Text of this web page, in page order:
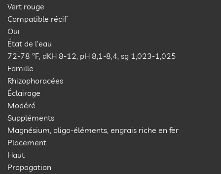
Vert rouge
Compatible récif
Oui
État de l’eau
72-78 °F, dKH 8-12, pH 8,1-8,4, sg 1,023-1,025
Famille
Rhizophoracées
Éclairage
Modéré
Suppléments
Magnésium, oligo-éléments, engrais riche en fer
Placement
Haut
Propagation